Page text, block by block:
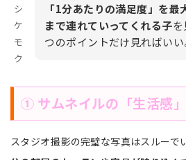
シ
ケ
モ
ク
「1分あたりの満足度」を
まで連れていってくれる子
つのポイントだけ見ればいい
① サムネイルの「生活感
スタジオ撮影の完璧な写真はスルーで